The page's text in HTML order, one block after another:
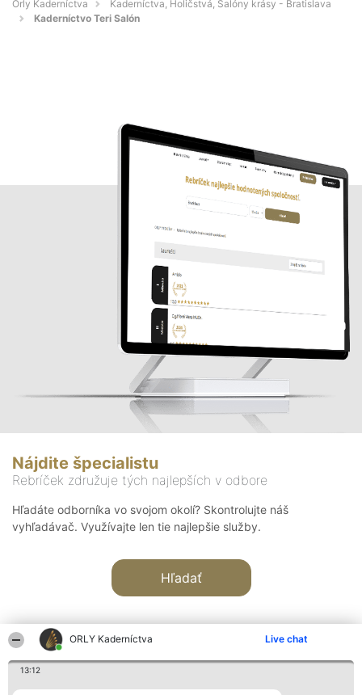
ORLY Kaderníctva Live chat
13:12
Orly Kaderníctva
Kaderníctva, Holičstvá, Salóny krásy - Bratislava
Kaderníctvo Teri Salón
Nájdite špecialistu
Rebríček združuje tých najlepších v odbore
Hľadáte odborníka vo svojom okolí? Skontrolujte náš
vyhľadávač. Využívajte len tie najlepšie služby.
Hľadať